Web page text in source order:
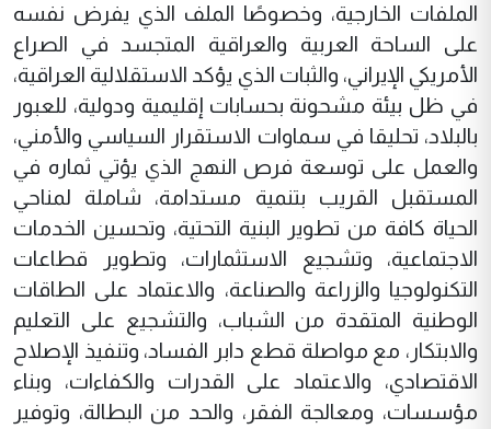
الملفات الخارجية، وخصوصًا الملف الذي يفرض نفسه
على الساحة العربية والعراقية المتجسد في الصراع
الأمريكي الإيراني، والثبات الذي يؤكد الاستقلالية العراقية،
في ظل بيئة مشحونة بحسابات إقليمية ودولية، للعبور
بالبلاد، تحليقا في سماوات الاستقرار السياسي والأمني،
والعمل على توسعة فرص النهج الذي يؤتي ثماره في
المستقبل القريب بتنمية مستدامة، شاملة لمناحي
الحياة كافة من تطوير البنية التحتية، وتحسين الخدمات
الاجتماعية، وتشجيع الاستثمارات، وتطوير قطاعات
التكنولوجيا والزراعة والصناعة، والاعتماد على الطاقات
الوطنية المتقدة من الشباب، والتشجيع على التعليم
والابتكار، مع مواصلة قطع دابر الفساد، وتنفيذ الإصلاح
الاقتصادي، والاعتماد على القدرات والكفاءات، وبناء
مؤسسات، ومعالجة الفقر، والحد من البطالة، وتوفير